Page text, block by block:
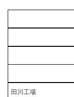
田川工場